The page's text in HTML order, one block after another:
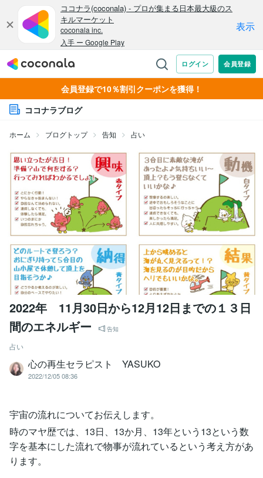
会員登録で10％割引クーポンを獲得！
ココナラブログ
ホーム ブログトップ 告知 占い
2022年 11月30日から12月12日までの１３日
間のエネルギー
告知
占い
心の再生セラピスト YASUKO
2022/12/05 08:36
宇宙の流れについてお伝えします。
時のマヤ歴では、13日、13か月、13年という13という数
字を基本にした流れで物事が流れているという考え方があ
ります。